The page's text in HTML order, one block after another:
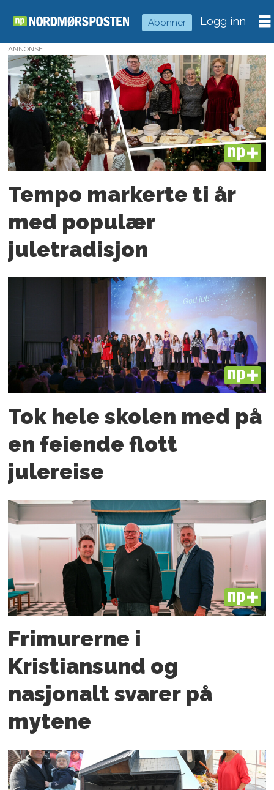
Abonner Logg inn
Tag:
tradisjon
ANNONSE
PLUS
Tempo markerte ti år
med populær
juletradisjon
PLUS
Tok hele skolen med på
en feiende flott
julereise
PLUS
Frimurerne i
Kristiansund og
nasjonalt svarer på
mytene